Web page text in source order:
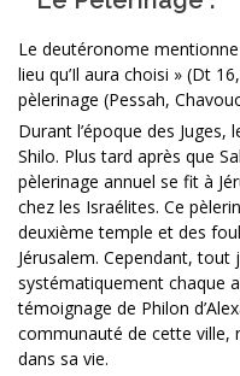
Le deutéronome
lieu qu’Il aura choisi » (Dt
pèlerinage (Pessah,
Durant l’époque des
Shilo. Plus tard après que
pèlerinage annuel se fit à
chez les Israélites. Ce
deuxième temple et des
Jérusalem. Cependant, tout
systématiquement chaque
témoignage de Philon
communauté de cette ville,
dans sa vie.